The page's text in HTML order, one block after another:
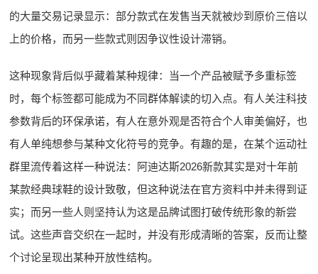
的大量交易记录显示：部分款式在发售当天就被炒到原价三倍以
上的价格，而另一些款式则因争议性设计滞销。
这种现象背后似乎藏着某种规律：当一个产品被赋予多重标签
时，每个标签都可能成为不同群体解读的切入点。有人关注科技
参数背后的环保承诺，有人在意外观是否符合个人审美偏好，也
有人单纯想参与某种文化符号的竞争。有趣的是，在某个运动社
群里流传着这样一种说法：阿迪达斯2026新款其实是对十年前
某款经典球鞋的设计致敬，但这种说法在官方资料中并未得到证
实；而另一些人则坚持认为这是品牌试图打破传统形象的新尝
试。这些声音交织在一起时，并没有形成清晰的答案，反而让整
个讨论呈现出某种开放性结构。